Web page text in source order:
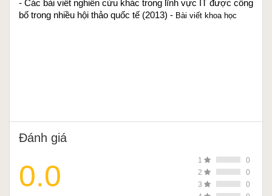
- Các bài viết nghiên cứu khác trong lĩnh vực IT được công
bố trong nhiều hội thảo quốc tế (2013) - Bài viết khoa học
Đánh giá
0.0 1
0
2
0
3
0